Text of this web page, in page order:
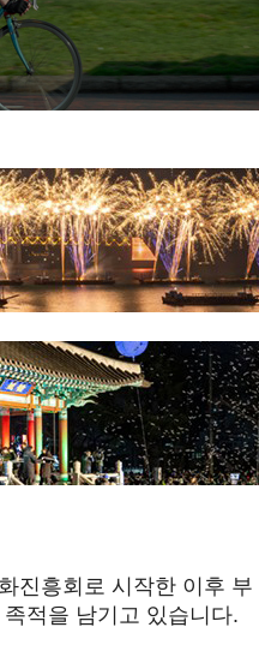
진흥회로 시작한 이후 부
적을 남기고 있습니다.